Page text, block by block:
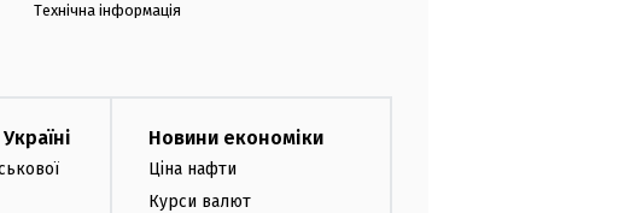
Технічна інформація
Новини економіки
Ціна нафти
Курси валют